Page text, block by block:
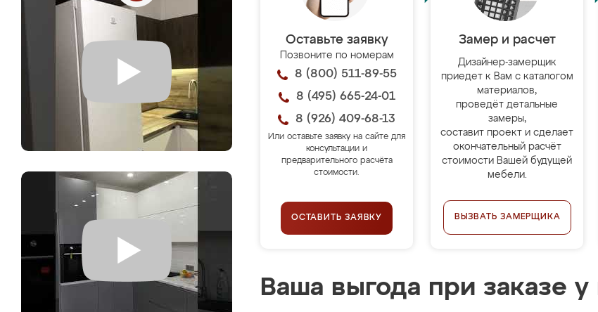
Оставьте заявку
Позвоните по номерам
8 (800) 511-89-55
8 (495) 665-24-01
8 (926) 409-68-13
Или оставьте заявку на сайте для
консультации и
предварительного расчёта
стоимости.
ОСТАВИТЬ ЗАЯВКУ
Замер и расчет
Дизайнер-замерщик
приедет к Вам с каталогом
материалов,
проведёт детальные
замеры,
составит проект и сделает
окончательный расчёт
стоимости Вашей будущей
мебели.
ВЫЗВАТЬ ЗАМЕРЩИКА
Ваша выгода при заказе у